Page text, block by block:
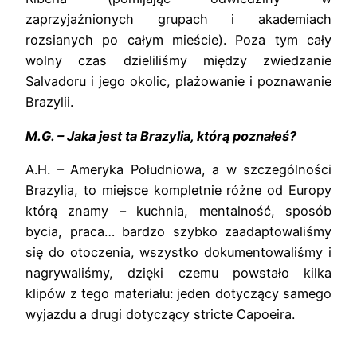
zaprzyjaźnionych grupach i akademiach
rozsianych po całym mieście). Poza tym cały
wolny czas dzieliliśmy między zwiedzanie
Salvadoru i jego okolic, plażowanie i poznawanie
Brazylii.
M.G. – Jaka jest ta Brazylia, którą poznałeś?
A.H. – Ameryka Południowa, a w szczególności
Brazylia, to miejsce kompletnie różne od Europy
którą znamy – kuchnia, mentalność, sposób
bycia, praca… bardzo szybko zaadaptowaliśmy
się do otoczenia, wszystko dokumentowaliśmy i
nagrywaliśmy, dzięki czemu powstało kilka
klipów z tego materiału: jeden dotyczący samego
wyjazdu a drugi dotyczący stricte Capoeira.